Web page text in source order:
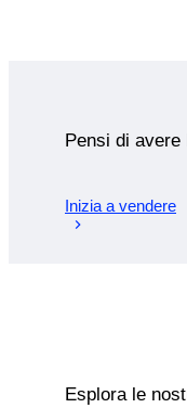
Pensi di
Inizia a vendere
Esplora le